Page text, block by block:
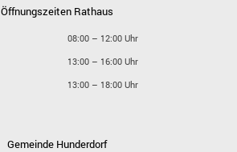
Öffnungszeiten Rathaus
08:00 – 12:00 Uhr
13:00 – 16:00 Uhr
13:00 – 18:00 Uhr
Gemeinde Hunderdorf